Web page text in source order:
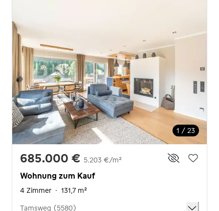
1 / 23
685.000 € 5.203 €/m²
Wohnung zum Kauf
4 Zimmer · 131,7 m²
Tamsweg (5580)